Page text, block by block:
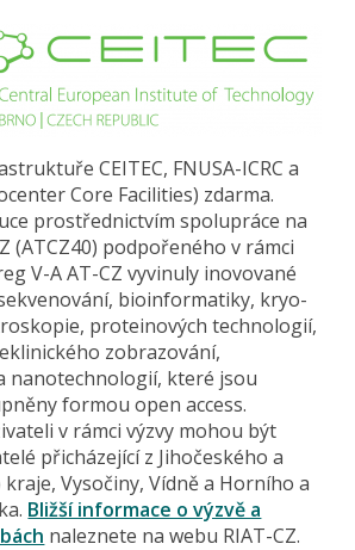
CEITEC, FNUSA-ICRC a
Core Facilities) zdarma.
prostřednictvím spolupráce na
(ATCZ40) podpořeného v rámci
V-A AT-CZ vyvinuly inovované
bioinformatiky, kryo-
proteinových technologií,
zobrazování,
nanotechnologií, které jsou
formou open access.
v rámci výzvy mohou být
přicházející z Jihočeského a
Vysočiny, Vídně a Horního a
Bližší informace o výzvě a
naleznete na webu RIAT-CZ.